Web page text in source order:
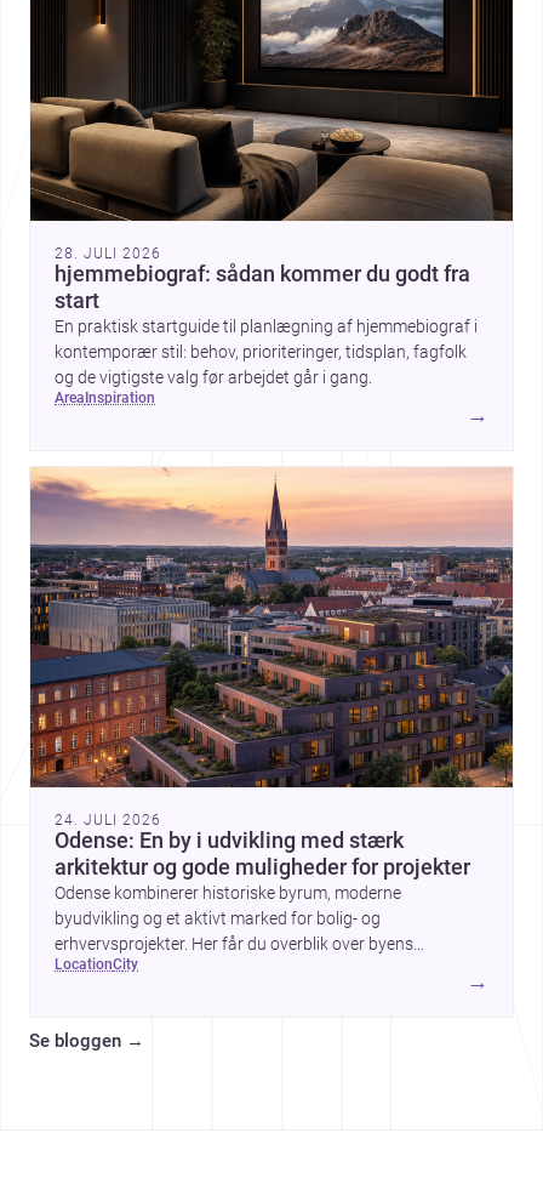
28. JULI 2026
hjemmebiograf: sådan kommer du godt fra
start
En praktisk startguide til planlægning af hjemmebiograf i
kontemporær stil: behov, prioriteringer, tidsplan, fagfolk
og de vigtigste valg før arbejdet går i gang.
area inspiration
→
24. JULI 2026
Odense: En by i udvikling med stærk
arkitektur og gode muligheder for projekter
Odense kombinerer historiske byrum, moderne
byudvikling og et aktivt marked for bolig- og
erhvervsprojekter. Her får du overblik over byens
arkitektur, byggemæssige prisniveau og hvorfor byen er
interessant for dig, der planlægger at bygge, renovere eller
location city
→
Se bloggen →